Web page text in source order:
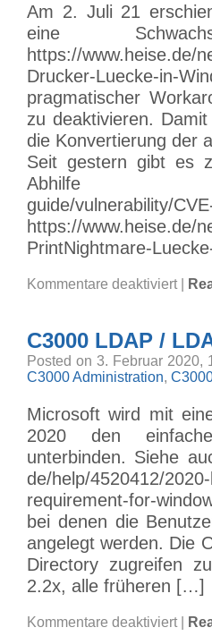
Am 2. Juli 21
eine
https://www.heise.de/
Drucker-Luecke-in-
pragmatischer
zu deaktivieren.
die Konvertierung der
Seit gestern gibt es
Abhilfe https://
guide/
https://www.heise.de/
PrintNightmare-
Kommentare deaktiviertfür
RPC
C3000
nicht
C3000 LDAP /
Posted on 3. Februar 2020,
C3000 Administration,
Microsoft wird mit
2020 den
unterbinden. Siehe
de/help/4520412/
requirement-for-
bei denen die
angelegt werden. Die
Directory zugreifen
2.2x, alle früheren […]
Kommentare deaktiviertfür
C3000